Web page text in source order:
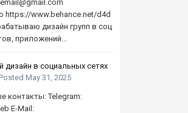
https://www.behance.net/d4d
дизайн групп в соц
приложений...
дизайн в социальных сетях
May 31, 2025
контакты: Telegram:
E-Mail: